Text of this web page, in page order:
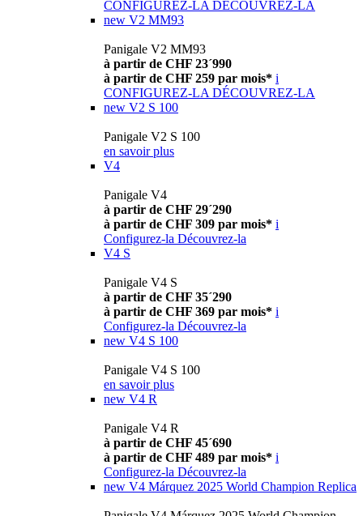
CONFIGUREZ-LA DÉCOUVREZ-LA
new V2 MM93
Panigale V2 MM93
à partir de CHF 23´990
à partir de CHF 259 par mois* i
CONFIGUREZ-LA DÉCOUVREZ-LA
new V2 S 100
Panigale V2 S 100
en savoir plus
V4
Panigale V4
à partir de CHF 29´290
à partir de CHF 309 par mois* i
Configurez-la Découvrez-la
V4 S
Panigale V4 S
à partir de CHF 35´290
à partir de CHF 369 par mois* i
Configurez-la Découvrez-la
new V4 S 100
Panigale V4 S 100
en savoir plus
new V4 R
Panigale V4 R
à partir de CHF 45´690
à partir de CHF 489 par mois* i
Configurez-la Découvrez-la
new V4 Márquez 2025 World Champion Replica